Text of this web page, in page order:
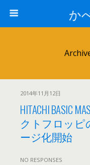
か
2014年11月12日
HITACHI BASIC
クトフロッピ
ージ化開始
NO RESPONSES